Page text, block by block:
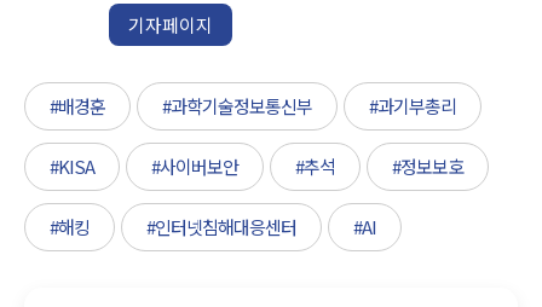
기자페이지
#배경훈 #과학기술정보통신부 #과기부총리
#KISA #사이버보안 #추석 #정보보호
#해킹 #인터넷침해대응센터 #AI